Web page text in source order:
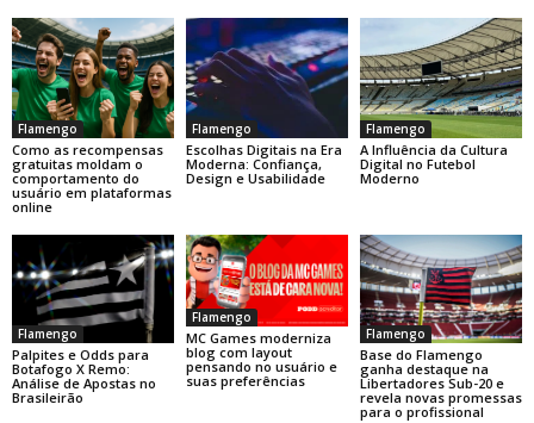
Flamengo
Como as recompensas
gratuitas moldam o
comportamento do
usuário em plataformas
online
Flamengo
Escolhas Digitais na Era
Moderna: Confiança,
Design e Usabilidade
Flamengo
A Influência da Cultura
Digital no Futebol
Moderno
Flamengo
Palpites e Odds para
Botafogo X Remo:
Análise de Apostas no
Brasileirão
Flamengo
MC Games moderniza
blog com layout
pensando no usuário e
suas preferências
Flamengo
Base do Flamengo
ganha destaque na
Libertadores Sub-20 e
revela novas promessas
para o profissional